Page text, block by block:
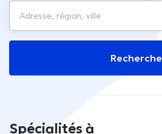
Recherche
Spécialités à